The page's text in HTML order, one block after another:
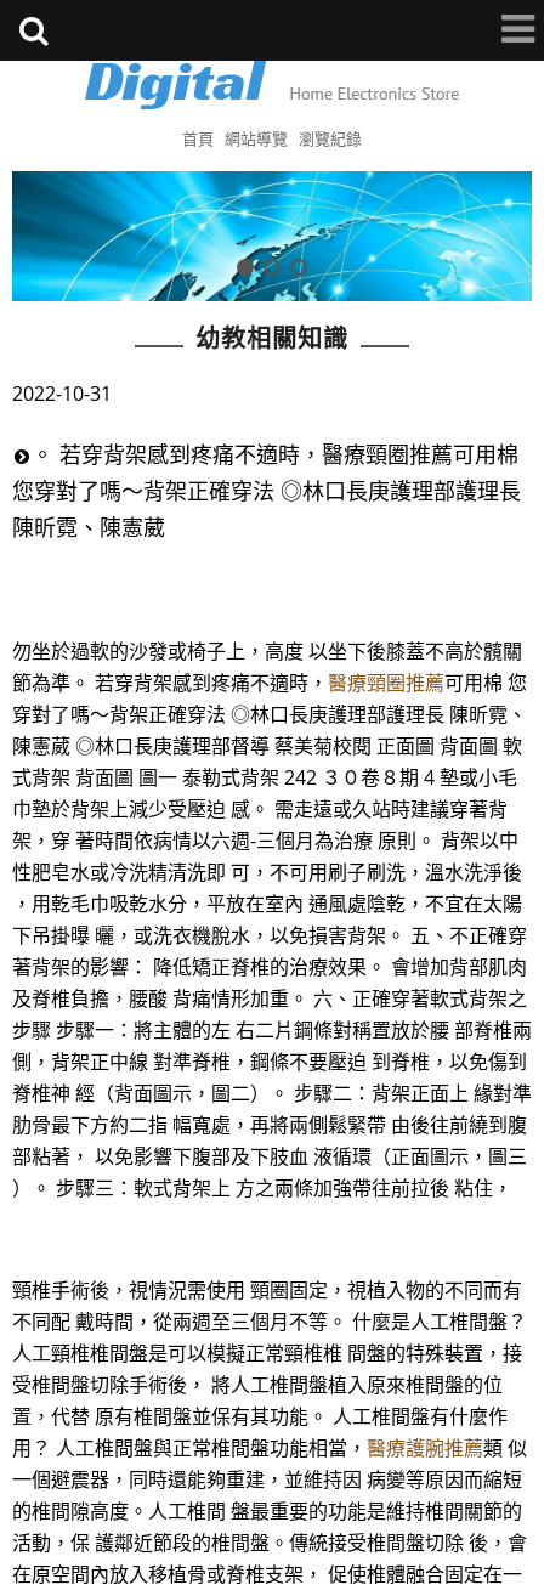
首頁 網站導覽 瀏覽紀錄
幼教相關知識
2022-10-31
。 若穿背架感到疼痛不適時，醫療頸圈推薦可用棉
您穿對了嗎～背架正確穿法 ◎林口長庚護理部護理長
陳昕霓、陳憲葳
勿坐於過軟的沙發或椅子上，高度 以坐下後膝蓋不高於髖關
節為準。 若穿背架感到疼痛不適時， 醫療頸圈推薦可用棉 您
穿對了嗎～背架正確穿法 ◎林口長庚護理部護理長 陳昕霓、
陳憲葳 ◎林口長庚護理部督導 蔡美菊校閱 正面圖 背面圖 軟
式背架 背面圖 圖一 泰勒式背架 242 ３０卷８期 4 墊或小毛
巾墊於背架上減少受壓迫 感。 需走遠或久站時建議穿著背
架，穿 著時間依病情以六週-三個月為治療 原則。 背架以中
性肥皂水或冷洗精清洗即 可，不可用刷子刷洗，溫水洗淨後
，用乾毛巾吸乾水分，平放在室內 通風處陰乾，不宜在太陽
下吊掛曝 曬，或洗衣機脫水，以免損害背架。 五、不正確穿
著背架的影響： 降低矯正脊椎的治療效果。 會增加背部肌肉
及脊椎負擔，腰酸 背痛情形加重。 六、正確穿著軟式背架之
步驟 步驟一：將主體的左 右二片鋼條對稱置放於腰 部脊椎兩
側，背架正中線 對準脊椎，鋼條不要壓迫 到脊椎，以免傷到
脊椎神 經（背面圖示，圖二）。 步驟二：背架正面上 緣對準
肋骨最下方約二指 幅寬處，再將兩側鬆緊帶 由後往前繞到腹
部粘著， 以免影響下腹部及下肢血 液循環（正面圖示，圖三
）。 步驟三：軟式背架上 方之兩條加強帶往前拉後 粘住，
頸椎手術後，視情況需使用 頸圈固定，視植入物的不同而有
不同配 戴時間，從兩週至三個月不等。 什麼是人工椎間盤？
人工頸椎椎間盤是可以模擬正常頸椎椎 間盤的特殊裝置，接
受椎間盤切除手術後， 將人工椎間盤植入原來椎間盤的位
置，代替 原有椎間盤並保有其功能。 人工椎間盤有什麼作
用？ 人工椎間盤與正常椎間盤功能相當， 醫療護腕推薦類 似
一個避震器，同時還能夠重建，並維持因 病變等原因而縮短
的椎間隙高度。人工椎間 盤最重要的功能是維持椎間關節的
活動，保 護鄰近節段的椎間盤。傳統接受椎間盤切除 後，會
在原空間內放入移植骨或脊椎支架， 促使椎體融合固定在一